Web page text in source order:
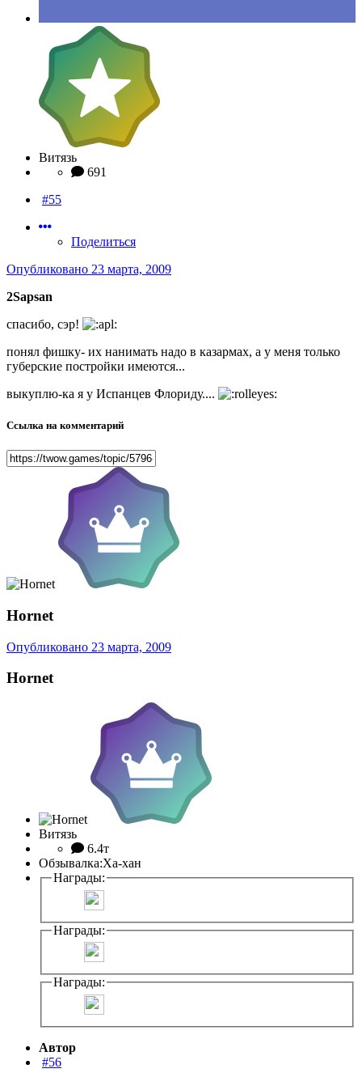
Витязь
691
#55
Поделиться
Опубликовано 23 марта, 2009
2Sapsan
спасибо, сэр!
понял фишку- их нанимать надо в казармах, а у меня только
губерские постройки имеются...
выкуплю-ка я у Испанцев Флориду....
Ссылка на комментарий
Hornet
Опубликовано 23 марта, 2009
Hornet
Витязь
6.4т
Обзывалка:Ха-хан
Награды:
Награды:
Награды:
Автор
#56